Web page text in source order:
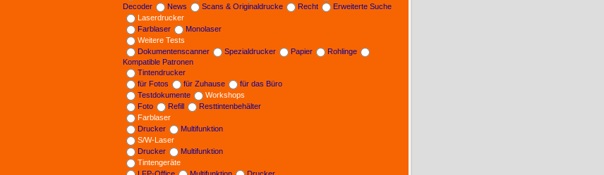
Decoder
News Scans & Originaldrucke Recht
Erweiterte Suche
Laserdrucker
Farblaser
Monolaser
Weitere Tests
Dokumentenscanner
Spezialdrucker Papier
Rohlinge
Kompatible Patronen
Tintendrucker
für Fotos
für Zuhause
für das Büro
Testdokumente
Workshops
Foto
Refill
Resttintenbehälter
Farblaser
Drucker
Multifunktion
S/W-Laser
Drucker
Multifunktion
Tintengeräte
LFP-Office
Multifunktion
Drucker